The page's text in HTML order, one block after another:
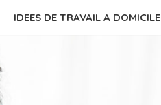
IDEES DE TRAVAIL A DOMICILE